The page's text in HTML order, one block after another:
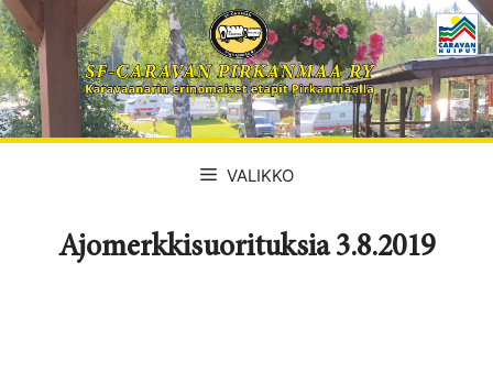
Siirry
sisältöön
VALIKKO
Ajomerkkisuorituksia 3.8.2019